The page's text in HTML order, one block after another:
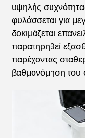
υψηλής
φυλάσσεται για
δοκιμάζεται
παρατηρηθεί
παρέχοντας
βαθμονόμηση του